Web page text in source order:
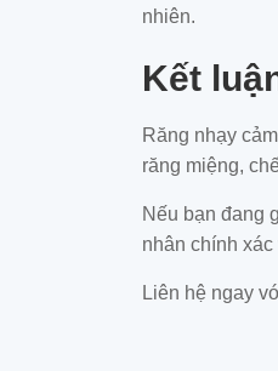
nhiên.
Kết
Răng nhạy
răng miệng,
Nếu bạn đang
nhân chính
Liên hệ ngay